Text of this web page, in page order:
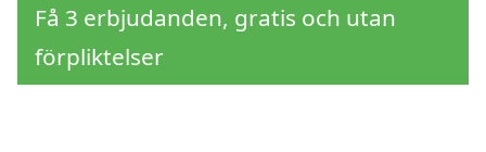
Få 3 erbjudanden, gratis och utan
förpliktelser